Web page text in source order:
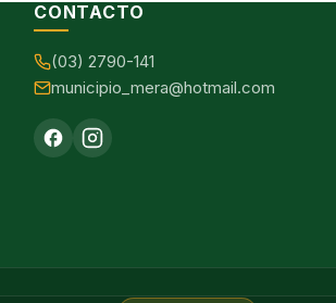
CONTACTO
(03) 2790-141
municipio_mera@hotmail.com